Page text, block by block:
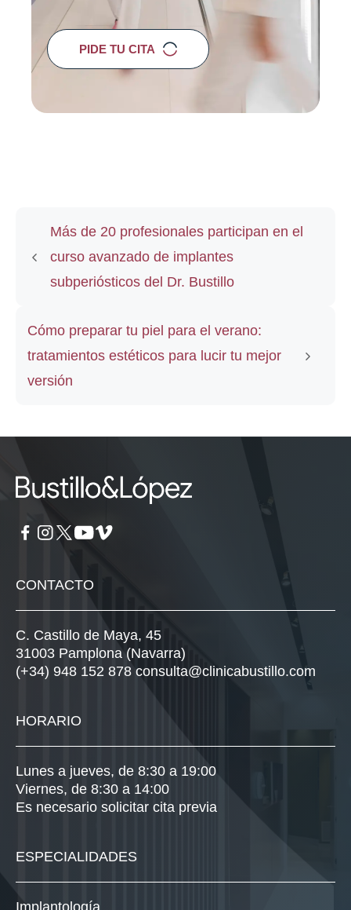
PIDE TU CITA
Más de 20 profesionales participan en el
curso avanzado de implantes
subperiósticos del Dr. Bustillo
Cómo preparar tu piel para el verano:
tratamientos estéticos para lucir tu mejor
versión
CONTACTO
C. Castillo de Maya, 45
31003 Pamplona (Navarra)
(+34) 948 152 878 consulta@clinicabustillo.com
HORARIO
Lunes a jueves, de 8:30 a 19:00
Viernes, de 8:30 a 14:00
Es necesario solicitar cita previa
ESPECIALIDADES
Implantología